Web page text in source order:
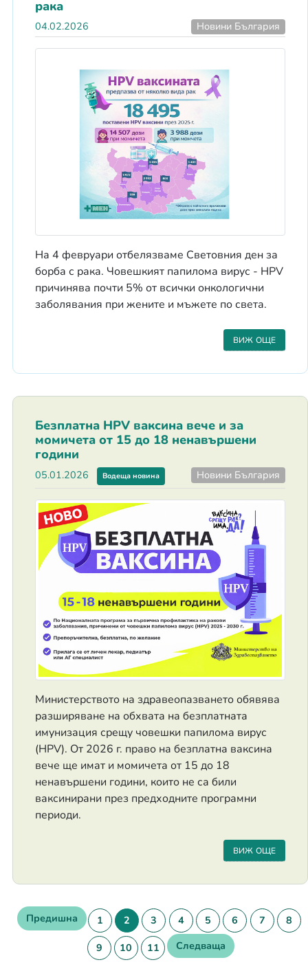
рака
04.02.2026 Новини България
На 4 февруари отбелязваме Световния ден за
борба с рака. Човешкият папилома вирус - HPV
причинява почти 5% от всички онкологични
заболявания при жените и мъжете по света.
ВИЖ ОЩЕ
Безплатна HPV ваксина вече и за
момичета от 15 до 18 ненавършени
години
05.01.2026 Водеща новина Новини България
Министерството на здравеопазването обявява
разширяване на обхвата на безплатната
имунизация срещу човешки папилома вирус
(HPV). От 2026 г. право на безплатна ваксина
вече ще имат и момичета от 15 до 18
ненавършени години, които не са били
ваксинирани през предходните програмни
периоди.
ВИЖ ОЩЕ
Предишна 1 2 3 4 5 6 7 8
9 10 11 Следваща